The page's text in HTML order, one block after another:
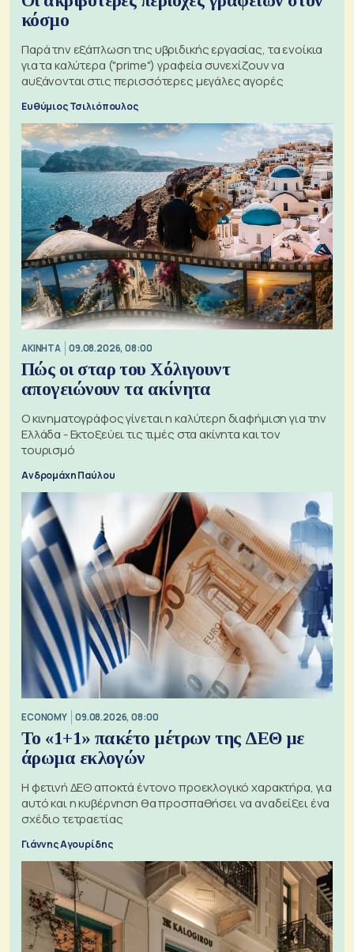
κόσμο
Παρά την εξάπλωση της υβριδικής εργασίας, τα ενοίκια
για τα καλύτερα ("prime") γραφεία συνεχίζουν να
αυξάνονται στις περισσότερες μεγάλες αγορές
Ευθύμιος Τσιλιόπουλος
ΑΚΙΝΗΤΑ 09.08.2026, 08:00
Πώς οι σταρ του Χόλιγουντ
απογειώνουν τα ακίνητα
Ο κινηματογράφος γίνεται η καλύτερη διαφήμιση για την
Ελλάδα - Εκτοξεύει τις τιμές στα ακίνητα και τον
τουρισμό
Ανδρομάχη Παύλου
ECONOMY 09.08.2026, 08:00
Το «1+1» πακέτο μέτρων της ΔΕΘ με
άρωμα εκλογών
Η φετινή ΔΕΘ αποκτά έντονο προεκλογικό χαρακτήρα, για
αυτό και η κυβέρνηση θα προσπαθήσει να αναδείξει ένα
σχέδιο τετραετίας
Γιάννης Αγουρίδης